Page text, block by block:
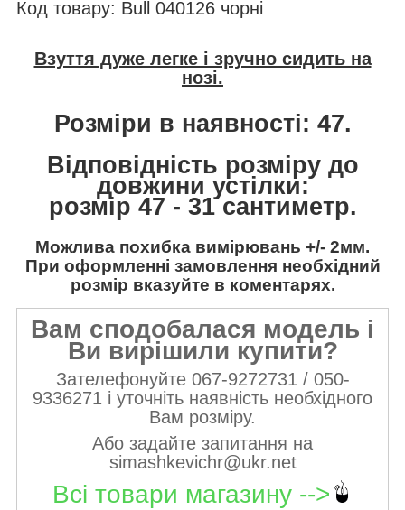
Код товару: Bull 040126 чорні
Взуття дуже легке і зручно сидить на
нозі.
Розміри в наявності: 47.
Відповідність розміру до
довжини устілки:
розмір 47 - 31 сантиметр.
Можлива похибка вимірювань +/- 2мм.
При оформленні замовлення необхідний
розмір вказуйте в коментарях.
Вам сподобалася модель і
Ви вирішили купити?
Зателефонуйте 067-9272731 / 050-
9336271 і уточніть наявність необхідного
Вам розміру.
Або задайте запитання на
simashkevichr@ukr.net
Всі товари магазину -->